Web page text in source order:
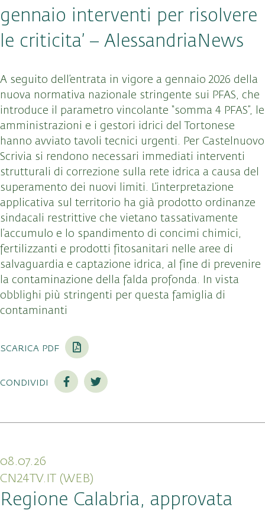
gennaio interventi per risolvere
le criticita’ – AlessandriaNews
A seguito dell’entrata in vigore a gennaio 2026 della
nuova normativa nazionale stringente sui PFAS, che
introduce il parametro vincolante “somma 4 PFAS”, le
amministrazioni e i gestori idrici del Tortonese
hanno avviato tavoli tecnici urgenti. Per Castelnuovo
Scrivia si rendono necessari immediati interventi
strutturali di correzione sulla rete idrica a causa del
superamento dei nuovi limiti. L’interpretazione
applicativa sul territorio ha già prodotto ordinanze
sindacali restrittive che vietano tassativamente
l’accumulo e lo spandimento di concimi chimici,
fertilizzanti e prodotti fitosanitari nelle aree di
salvaguardia e captazione idrica, al fine di prevenire
la contaminazione della falda profonda. In vista
obblighi più stringenti per questa famiglia di
contaminanti
scarica pdf
condividi
08.07.26
CN24TV.IT (WEB)
Regione Calabria, approvata